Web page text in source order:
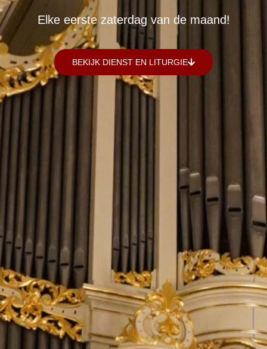
Elke eerste zaterdag van de maand!
BEKIJK DIENST EN LITURGIE